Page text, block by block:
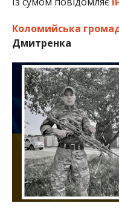
Коломийська
Дмитренка